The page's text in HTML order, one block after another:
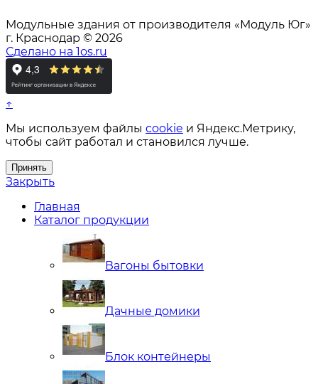
Модульные здания от производителя «Модуль Юг»
г. Краснодар © 2026
Сделано на 1os.ru
↑
Мы используем файлы cookie и Яндекс.Метрику,
чтобы сайт работал и становился лучше.
Принять
Закрыть
Главная
Каталог продукции
Вагоны бытовки
Дачные домики
Блок контейнеры